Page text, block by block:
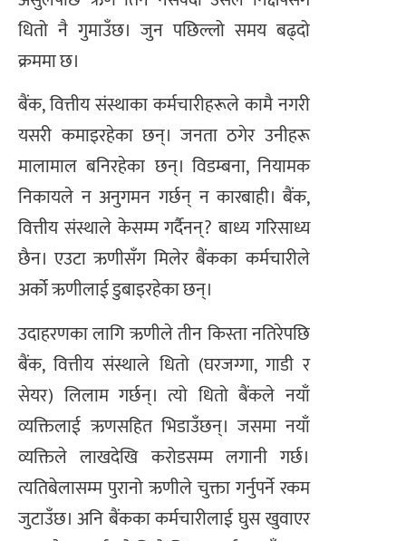
धितो नै गुमाउँछ। जुन पछिल्लो समय बढ्दो
क्रममा छ।
बैंक, वित्तीय संस्थाका कर्मचारीहरूले कामै नगरी
यसरी कमाइरहेका छन्। जनता ठगेर उनीहरू
मालामाल बनिरहेका छन्। विडम्बना, नियामक
निकायले न अनुगमन गर्छन् न कारबाही। बैंक,
वित्तीय संस्थाले केसम्म गर्दैनन्? बाध्य गरिसाध्य
छैन। एउटा ऋणीसँग मिलेर बैंकका कर्मचारीले
अर्को ऋणीलाई डुबाइरहेका छन्।
उदाहरणका लागि ऋणीले तीन किस्ता नतिरेपछि
बैंक, वित्तीय संस्थाले धितो (घरजग्गा, गाडी र
सेयर) लिलाम गर्छन्। त्यो धितो बैंकले नयाँ
व्यक्तिलाई ऋणसहित भिडाउँछन्। जसमा नयाँ
व्यक्तिले लाखदेखि करोडसम्म लगानी गर्छ।
त्यतिबेलासम्म पुरानो ऋणीले चुक्ता गर्नुपर्ने रकम
जुटाउँछ। अनि बैंकका कर्मचारीलाई घुस खुवाएर